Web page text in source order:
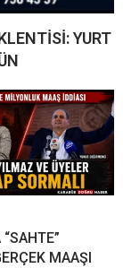
YURT
“SAHTE”
MAAŞI